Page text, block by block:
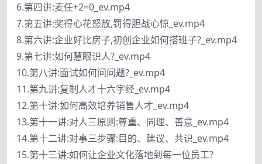
6.第四讲:麦任+2=0_ev.mp4
7.第五讲:奖得心花怒放,罚得胆战心惊_ev.mp4
8.第六讲:企业好比房子,初创企业如何搭班子?_ev.mp4
9.第七讲:如何慧眼识人?_ev.mp4
10.第八讲:面试如何问问题?_ev.mp4
11.第九讲:复制人才十六字经_ev.mp4
12.第十讲:如何高效培养销售人才_ev.mp4
13.第十一讲:对人三原则:尊重、同理、善意_ev.mp4
14.第十二讲:对事三步骤:目的、建议、共识_ev.mp4
15.第十三讲:如何让企业文化落地到每一位员工?